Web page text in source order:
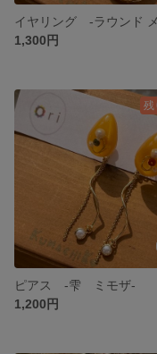
イヤリング -ラウンド
1,300円
残
ピアス -雫 ミモザ-
1,200円